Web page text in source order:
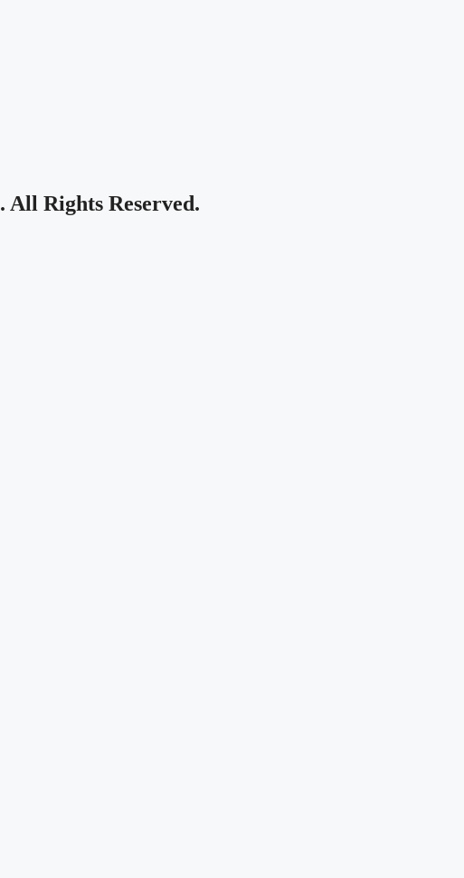
. All Rights Reserved.